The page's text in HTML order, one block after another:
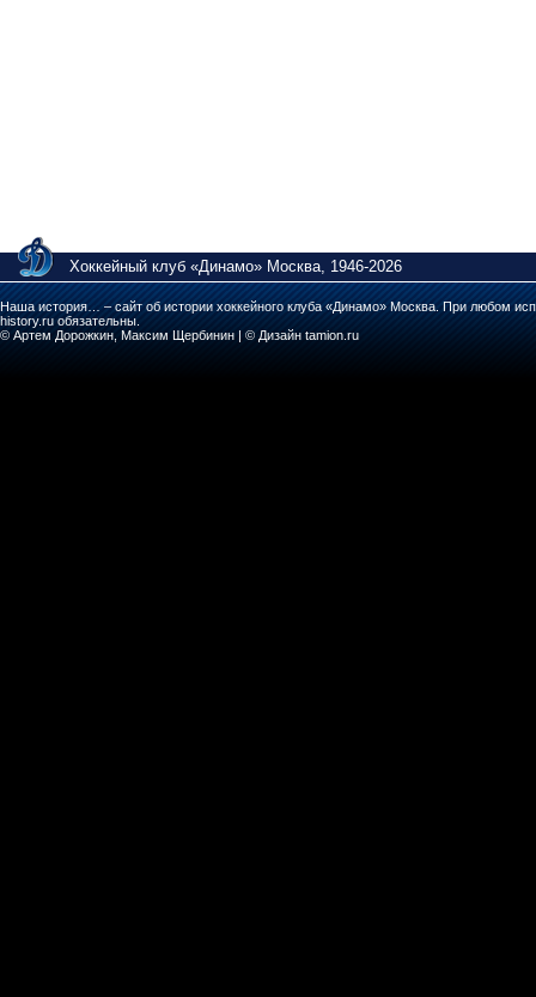
Хоккейный клуб «Динамо» Москва, 1946-2026
Наша история… – сайт об истории хоккейного клуба «Динамо» Москва. При любом
history.ru обязательны.
© Артем Дорожкин, Максим Щербинин | © Дизайн tamion.ru